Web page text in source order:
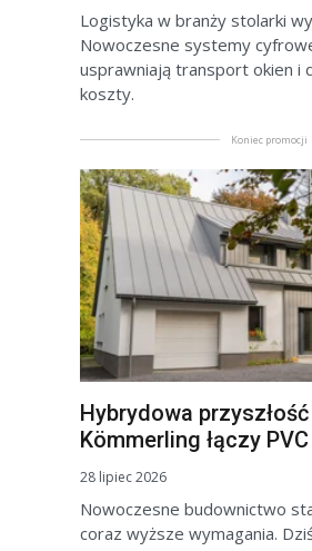
Logistyka w branży stolarki
Nowoczesne systemy
usprawniają transport okien i
koszty.
Koniec promocji
Hybrydowa
Kömmerling łączy
28 lipiec 2026
Nowoczesne budownictwo
coraz wyższe wymagania.